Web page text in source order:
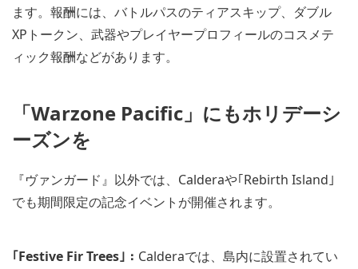
ます。報酬には、バトルパスのティアスキップ、ダブル
XPトークン、武器やプレイヤープロフィールのコスメテ
ィック報酬などがあります。
「Warzone Pacific」にもホリデーシ
ーズンを
『ヴァンガード』以外では、Calderaや｢Rebirth Island｣
でも期間限定の記念イベントが開催されます。
｢Festive Fir Trees｣： Calderaでは、島内に設置されてい